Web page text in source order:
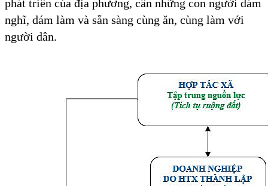
phát triển của địa phương, cần những con người dám
nghĩ, dám làm và sẵn sàng cùng ăn, cùng làm với
người dân.